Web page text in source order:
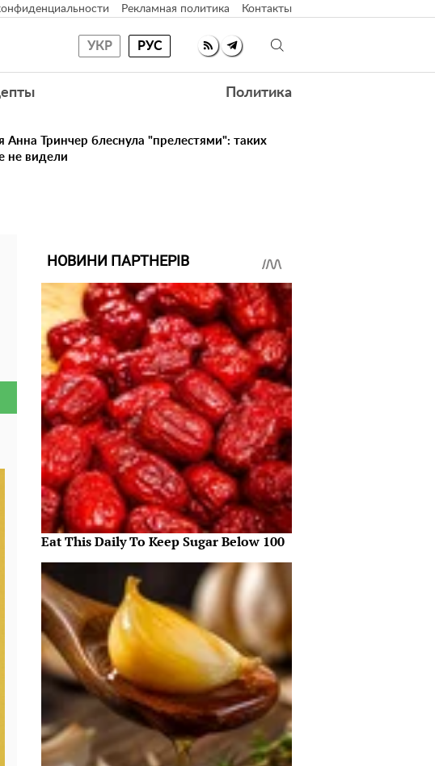
Рекламная политика Контакты
УКР РУС
Политика
Анна Тринчер блеснула "прелестями": таких
не видели
НОВИНИ ПАРТНЕРІВ
Eat This Daily To Keep Sugar Below 100